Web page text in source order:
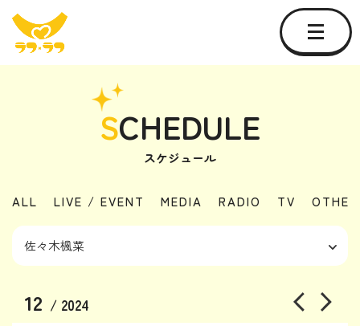
SCHEDULE
スケジュール
ALL LIVE / EVENT MEDIA RADIO TV OTHER
12 / 2024